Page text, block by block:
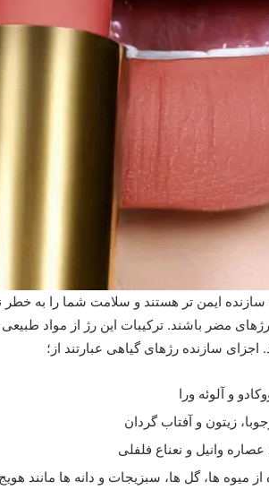
ایمن تر هستند و سلامت شما را به خطر
رژهای مضر باشند. ترکیبات این رژ از مواد
سازنده رژهای گیاهی عبارتند از؛
و آلوئه ورا
زیتون و آفتاب گردان
وانیل و نعناع فلفلی
میوه ها، گل ها، سبزیجات و دانه ها مانند